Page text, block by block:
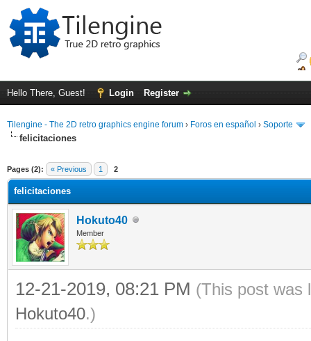
Hello There, Guest! Login Register
Tilengine - The 2D retro graphics engine forum › Foros en español › Soporte
felicitaciones
Pages (2): « Previous 1 2
felicitaciones
Hokuto40
Member
12-21-2019, 08:21 PM (This post was
Hokuto40.)